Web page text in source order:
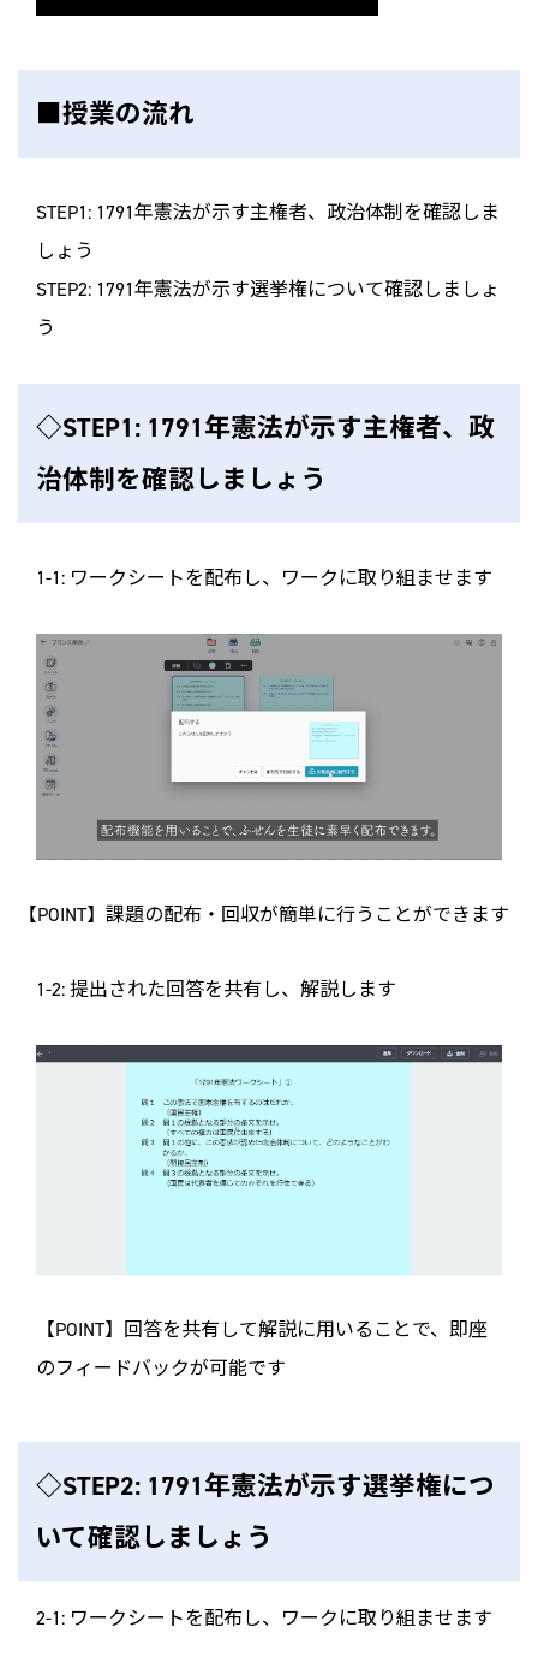
■授業の流れ
STEP1: 1791年憲法が示す主権者、政治体制を確認しま
しょう
STEP2: 1791年憲法が示す選挙権について確認しましょ
う
◇STEP1: 1791年憲法が示す主権者、政
治体制を確認しましょう
1-1: ワークシートを配布し、ワークに取り組ませます
【POINT】課題の配布・回収が簡単に行うことができます
1-2: 提出された回答を共有し、解説します
【POINT】回答を共有して解説に用いることで、即座
のフィードバックが可能です
◇STEP2: 1791年憲法が示す選挙権につ
いて確認しましょう
2-1: ワークシートを配布し、ワークに取り組ませます